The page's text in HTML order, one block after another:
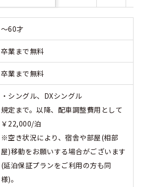
～60才
卒業まで無料
卒業まで無料
・シングル、DXシングル
規定まで。以降、配車調整費用として
￥22,000/泊
※空き状況により、宿舎や部屋(相部
屋)移動をお願いする場合がございます
(延泊保証プランをご利用の方も同
様)。